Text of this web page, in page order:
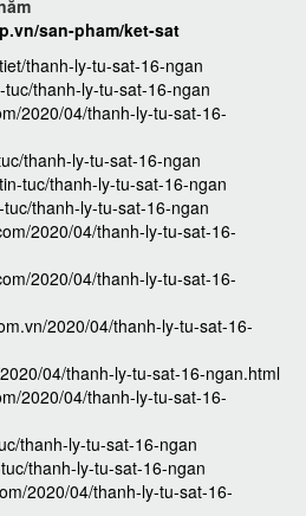
san-pham/ket-sat
thanh-ly-tu-sat-16-ngan
thanh-ly-tu-sat-16-ngan
2020/04/thanh-ly-tu-sat-16-
thanh-ly-tu-sat-16-ngan
tuc/thanh-ly-tu-sat-16-ngan
thanh-ly-tu-sat-16-ngan
2020/04/thanh-ly-tu-sat-16-
2020/04/thanh-ly-tu-sat-16-
2020/04/thanh-ly-tu-sat-16-
04/thanh-ly-tu-sat-16-ngan.html
2020/04/thanh-ly-tu-sat-16-
thanh-ly-tu-sat-16-ngan
thanh-ly-tu-sat-16-ngan
2020/04/thanh-ly-tu-sat-16-